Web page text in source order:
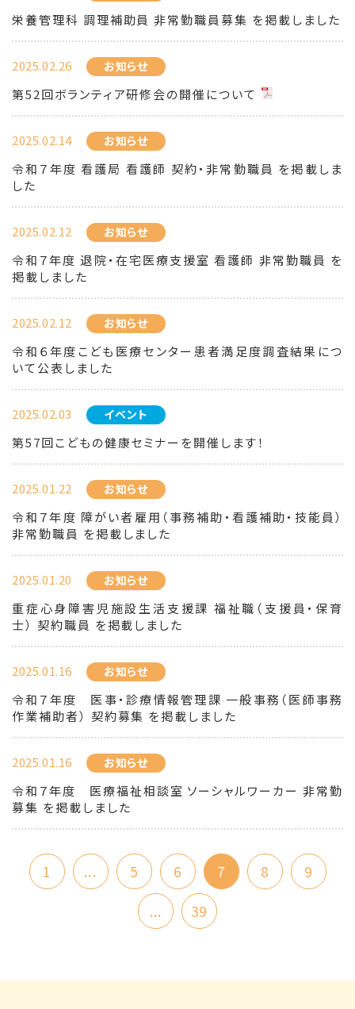
栄養管理科 調理補助員 非常勤職員募集 を掲載しました
2025.02.26 お知らせ
第52回ボランティア研修会の開催について
2025.02.14 お知らせ
令和７年度 看護局 看護師 契約・非常勤職員 を掲載しま
した
2025.02.12 お知らせ
令和７年度 退院・在宅医療支援室 看護師 非常勤職員 を
掲載しました
2025.02.12 お知らせ
令和６年度こども医療センター患者満足度調査結果につ
いて公表しました
2025.02.03 イベント
第57回こどもの健康セミナーを開催します！
2025.01.22 お知らせ
令和７年度 障がい者雇用（事務補助・看護補助・技能員）
非常勤職員 を掲載しました
2025.01.20 お知らせ
重症心身障害児施設生活支援課 福祉職（支援員・保育
士） 契約職員 を掲載しました
2025.01.16 お知らせ
令和７年度 医事・診療情報管理課 一般事務（医師事務
作業補助者） 契約募集 を掲載しました
2025.01.16 お知らせ
令和７年度 医療福祉相談室 ソーシャルワーカー 非常勤
募集 を掲載しました
1 ... 5 6 7 8
9
...
39